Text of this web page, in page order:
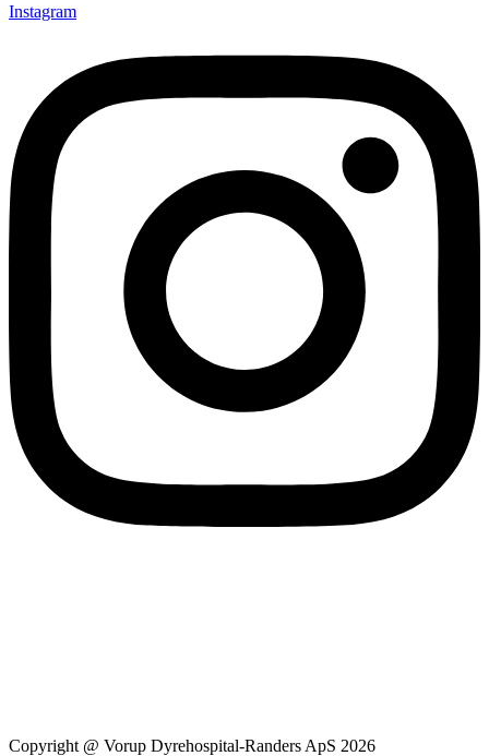
Instagram
Copyright @ Vorup Dyrehospital-Randers ApS 2026